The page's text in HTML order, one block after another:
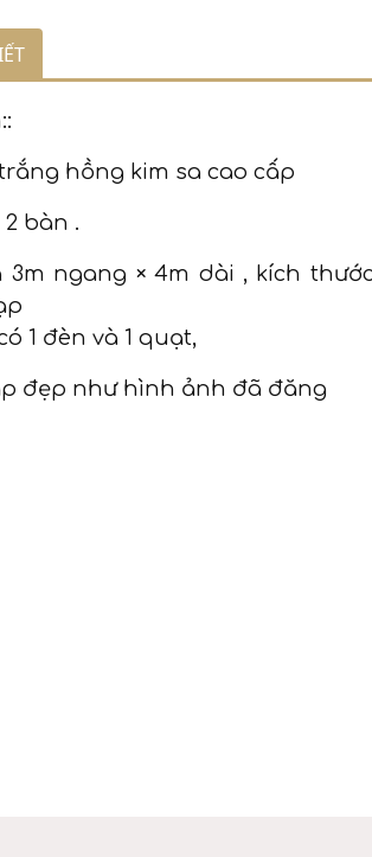
hồng kim sa cao cấp
bàn .
3m ngang × 4m dài , kích
1 đèn và 1 quạt,
đẹp như hình ảnh đã đăng